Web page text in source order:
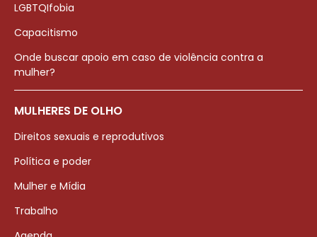
LGBTQIfobia
Capacitismo
Onde buscar apoio em caso de violência contra a
mulher?
MULHERES DE OLHO
Direitos sexuais e reprodutivos
Política e poder
Mulher e Mídia
Trabalho